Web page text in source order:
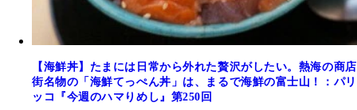
【海鮮丼】たまには日常から外れた贅沢がしたい。熱海の商店
街名物の「海鮮てっぺん丼」は、まるで海鮮の富士山！：パリ
ッコ『今週のハマりめし』第250回